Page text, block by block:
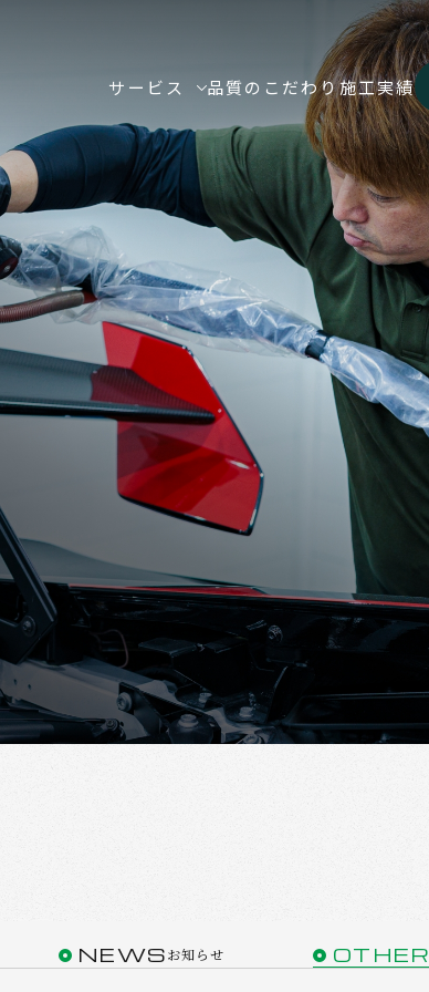
サービス 品質のこだわり施工実績
NEWSお知らせ OTHER